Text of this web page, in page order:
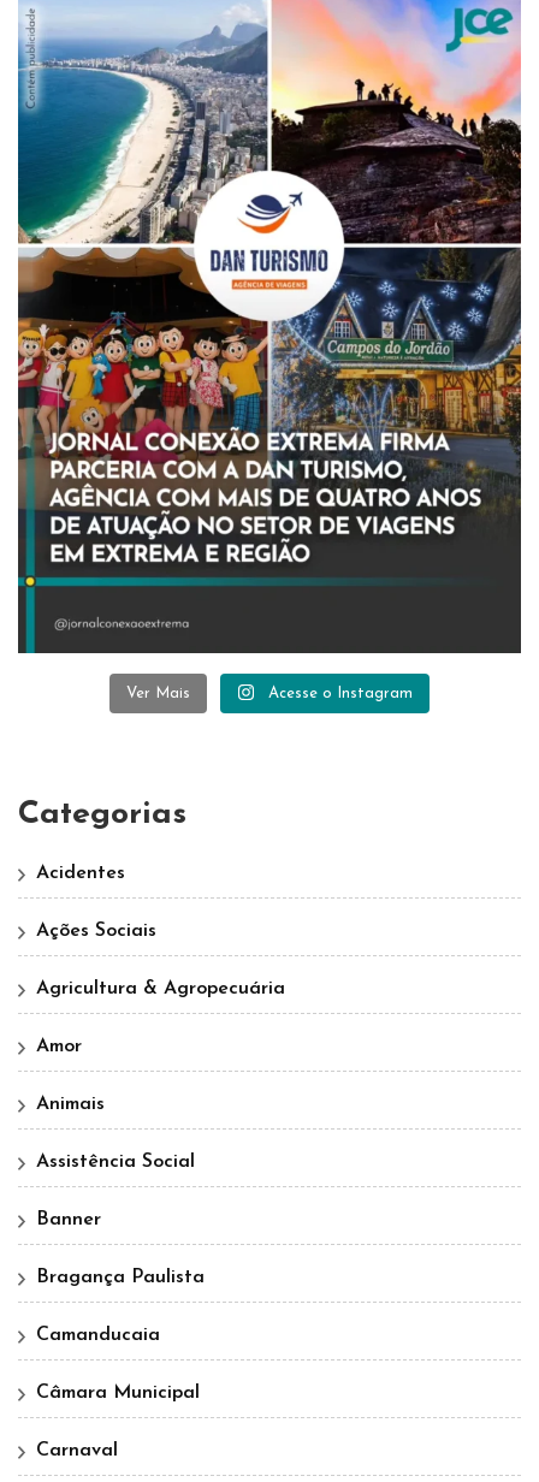
Ver Mais Acesse o Instagram
Categorias
Acidentes
Ações Sociais
Agricultura & Agropecuária
Amor
Animais
Assistência Social
Banner
Bragança Paulista
Camanducaia
Câmara Municipal
Carnaval